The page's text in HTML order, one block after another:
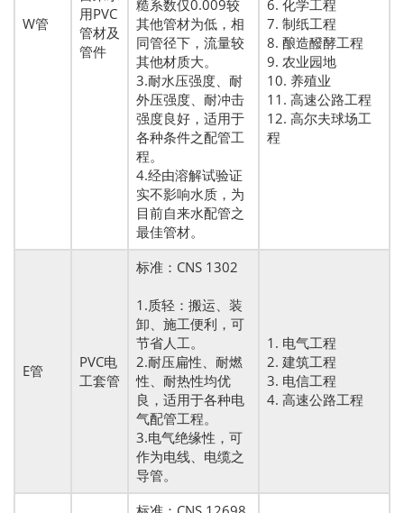
W管
用PVC
管材及
管件
糙系数仅0.009较
其他管材为低，相
同管径下，流量较
其他材质大。
3.耐水压强度、耐
外压强度、耐冲击
强度良好，适用于
各种条件之配管工
程。
4.经由溶解试验证
实不影响水质，为
目前自来水配管之
最佳管材。
6. 化学工程
7. 制纸工程
8. 酿造醱酵工程
9. 农业园地
10. 养殖业
11. 高速公路工程
12. 高尔夫球场工
程
E管
PVC电
工套管
标准：CNS 1302
1.质轻：搬运、装
卸、施工便利，可
节省人工。
2.耐压扁性、耐燃
性、耐热性均优
良，适用于各种电
气配管工程。
3.电气绝缘性，可
作为电线、电缆之
导管。
1. 电气工程
2. 建筑工程
3. 电信工程
4. 高速公路工程